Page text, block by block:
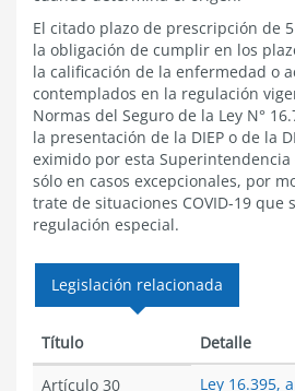
El citado plazo de prescripción de
la obligación de cumplir en los
la calificación de la enfermedad o
contemplados en la regulación
Normas del Seguro de la Ley N°
la presentación de la DIEP o de la
eximido por esta Superintendencia
sólo en casos excepcionales, por
trate de situaciones COVID-19 que
regulación especial.
Legislación relacionada
Título Detalle
Artículo 30 Ley 16.395,